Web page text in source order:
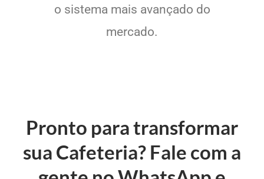
o sistema mais avançado do
mercado.
Pronto para transformar
sua Cafeteria? Fale com a